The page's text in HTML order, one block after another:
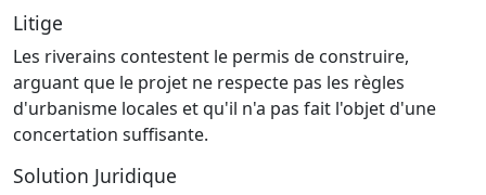
Litige
Les riverains contestent le permis de construire,
arguant que le projet ne respecte pas les règles
d'urbanisme locales et qu'il n'a pas fait l'objet d'une
concertation suffisante.
Solution Juridique